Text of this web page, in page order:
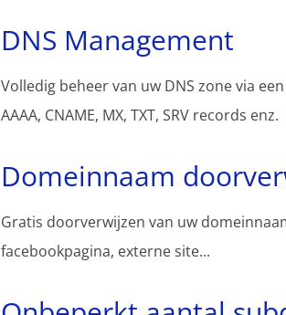
DNS Management
Volledig beheer van uw DNS zone via
AAAA, CNAME, MX, TXT, SRV records enz.
Domeinnaam
Gratis doorverwijzen van uw
facebookpagina, externe site...